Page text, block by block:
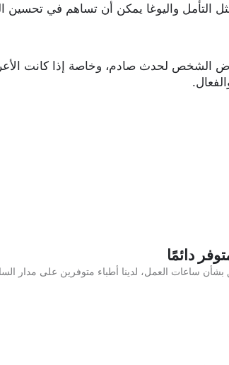
التأمل واليوغا يمكن أن تساهم في تحسين
لحدث صادم، وخاصة إذا كانت
بشأن ساعات العمل، لدينا أطباء متوفرين على مدار الساعة